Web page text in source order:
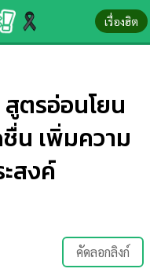
เรื่องฮิต
ตรอ่อนโยน
น เพิ่มความ
สงค์
คัดลอกลิงก์